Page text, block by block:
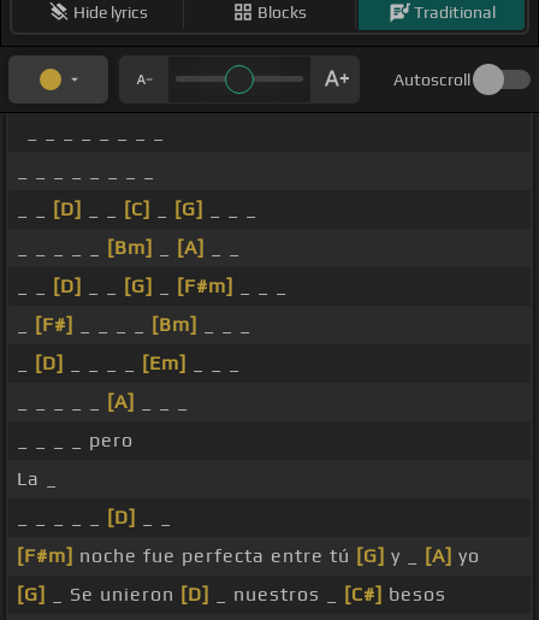
Hide lyrics Blocks Traditional
Autoscroll
[D] [C] [G]
[Bm] [A]
[D] [G] [F#m]
[F#] [Bm]
[D] [Em]
[A]
_ _ _ _ pero
La _
[D]
[F#m] noche fue perfecta entre tú [G] y _ [A] yo
[G]
_ Se unieron [D] _ nuestros _ [C#] besos